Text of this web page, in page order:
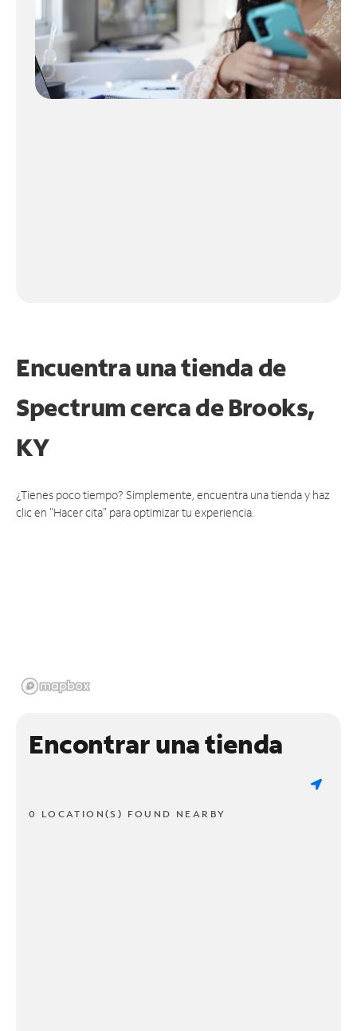
Encuentra una tienda de
Spectrumcerca de Brooks,
KY
¿Tienes poco tiempo? Simplemente, encuentra una tienda y haz
clic en "Hacer cita" para optimizar tu experiencia.
Encontrar una tienda
0 LOCATION(S) FOUND NEARBY